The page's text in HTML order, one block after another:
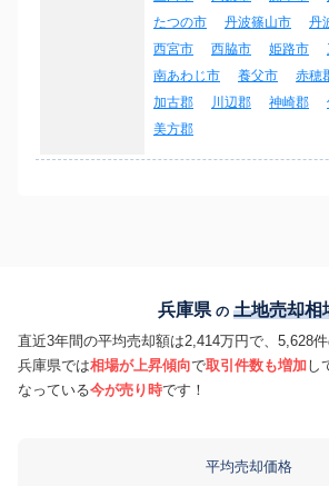
たつの市
丹波篠山市 丹
西宮市
西脇市 姫路市
南あわじ市
養父市 赤穂
加古郡
川辺郡 神崎郡
美方郡
兵庫県 の 土地売却相
直近3年間の平均売却額は2,414万円で、5,628件
兵庫県では相場が上昇傾向で取引件数も増加し
なっている今が売り時です！
平均売却価格